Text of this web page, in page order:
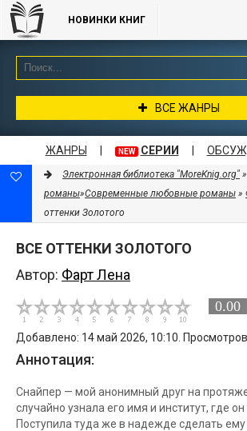
НОВИНКИ КНИГ
ВСЕ ЖАНРЫ
ЖАНРЫ NEW СЕРИИ
Электронная библиотека "MoreKnig.org"
романы»Современные любовные романы »
оттенки Золотого
ВСЕ ОТТЕНКИ ЗОЛОТОГО
Автор: Фарт Лена
0.00
Добавлено: 14 май 2026, 10:10.
Аннотация:
Снайпер — мой анонимный друг на
случайно узнала его имя и институт, где он
Поступила туда же в надежде сделать